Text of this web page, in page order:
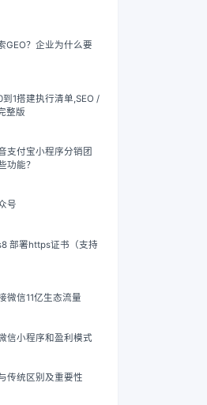
GEO？企业为什么要
1搭建执行清单,SEO /
整版
支付宝小程序分销团
功能？
号
部署https证书（支持
微信11亿生态流量
信小程序和盈利模式
传统区别及重要性